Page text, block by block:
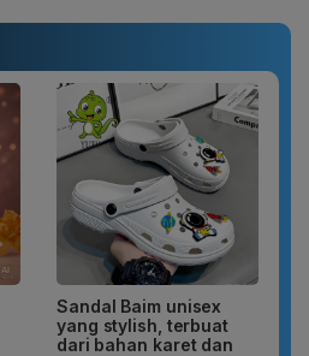
Sandal Baim unisex
yang stylish, terbuat
dari bahan karet dan